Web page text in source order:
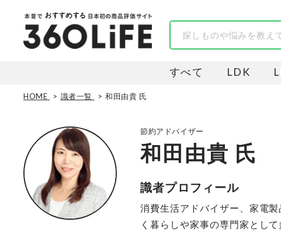
すべて LDK
HOME 識者一覧 和田由貴 氏
節約アドバイザー
和田由貴 氏
識者プロフィール
消費生活アドバイザー、家電
く暮らしや家事の専門家とし